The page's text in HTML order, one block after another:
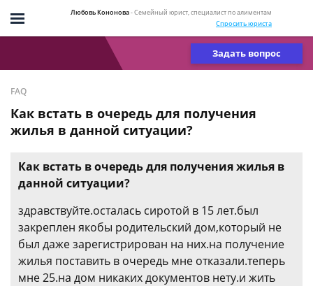
Любовь Кононова- Семейный юрист, специалист по алиментам
Спросить юриста
Задать вопрос
FAQ
Как встать в очередь для получения
жилья в данной ситуации?
Как встать в очередь для получения жилья в
данной ситуации?
здравствуйте.осталась сиротой в 15 лет.был
закреплен якобы родительский дом,который не
был даже зарегистрирован на них.на получение
жилья поставить в очередь мне отказали.теперь
мне 25.на дом никаких документов нету.и жить